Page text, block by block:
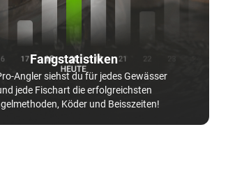
Fangstatistiken
Angler siehst du für jedes Gewässer
jede Fischart die erfolgreichsten
Köder und Beisszeiten!